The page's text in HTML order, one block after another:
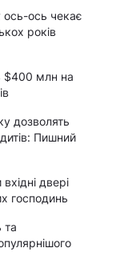
ось-ось чекає
років
$400 млн на
дозволять
Пишний
двері
господинь
та